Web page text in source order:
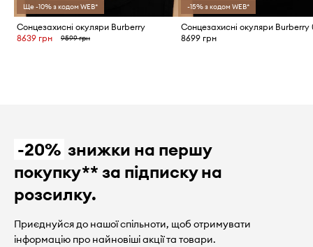
Ще -10% з кодом WEB*
Сонцезахисні окуляри Burberry
8639 грн
9599 грн
-15% з кодом WEB*
8699 грн
-20% знижки на першу
покупку** за підписку на
розсилку.
Приєднуйся до нашої спільноти, щоб отримувати
інформацію про найновіші акції та товари.